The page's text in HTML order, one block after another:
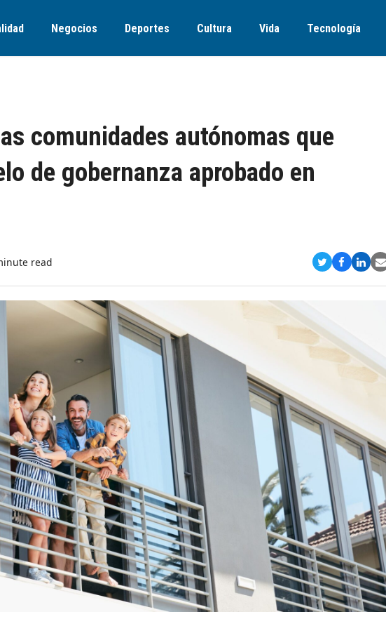
Negocios Deportes Cultura Vida Tecnología
comunidades autónomas que
de gobernanza aprobado en
read Compartir
Twitter